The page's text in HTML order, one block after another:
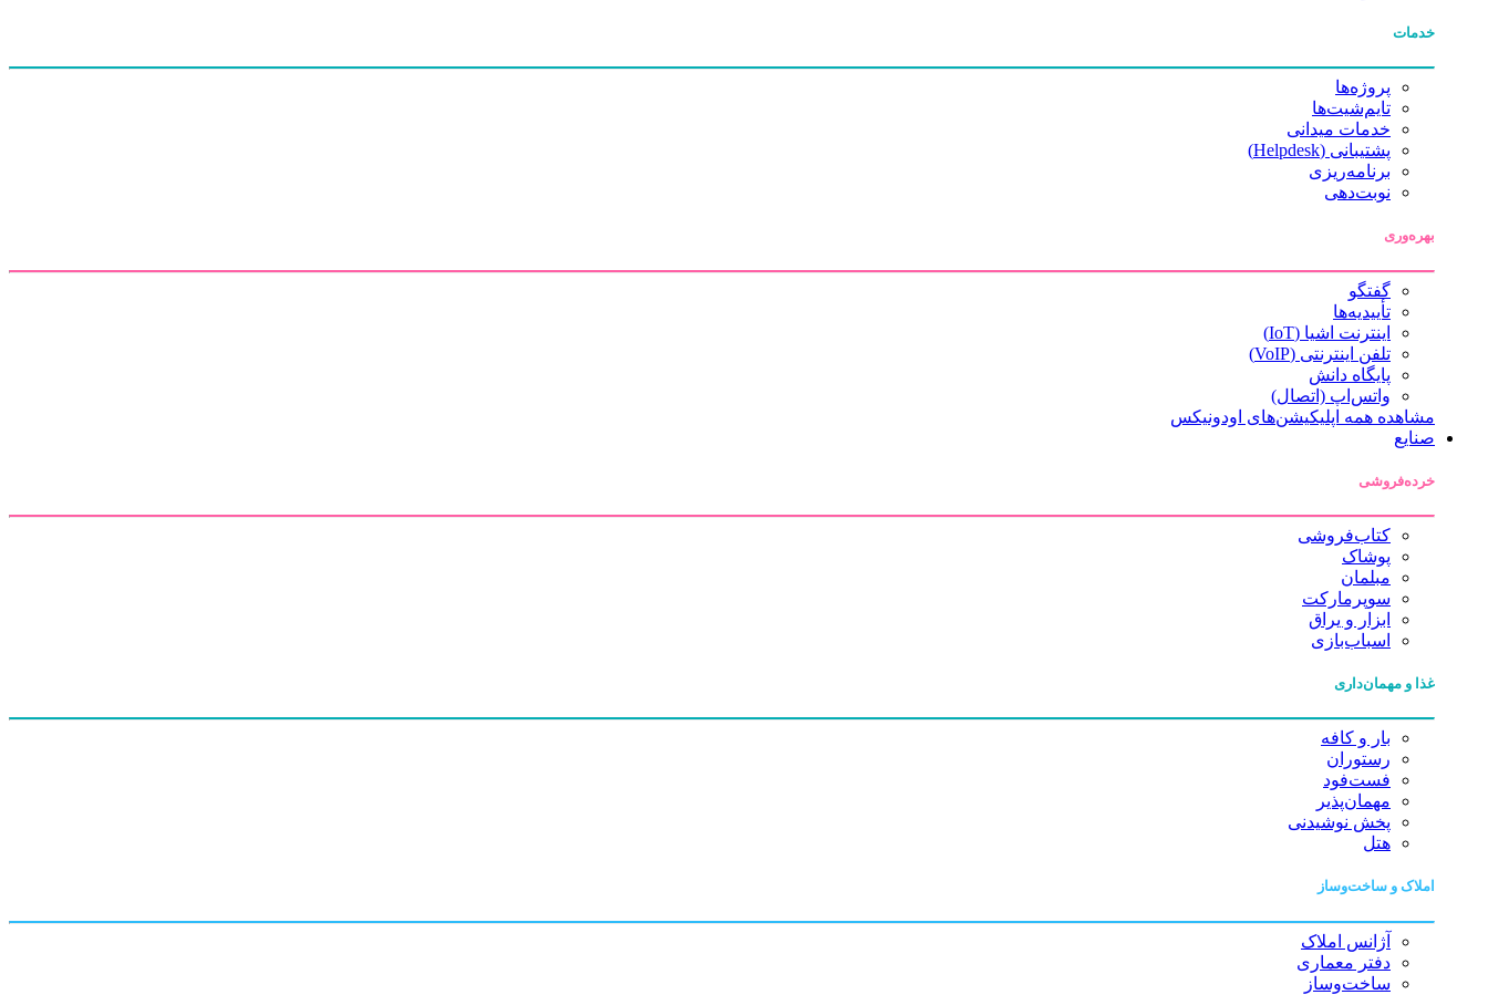
خدمات
پروژه‌ها
تایم‌شیت‌ها
خدمات میدانی
پشتیبانی (Helpdesk)
برنامه‌ریزی
نوبت‌دهی
بهره‌وری
گفتگو
تأییدیه‌ها
اینترنت اشیا (IoT)
تلفن اینترنتی (VoIP)
پایگاه دانش
واتس‌اپ (اتصال)
مشاهده همه اپلیکیشن‌های اودونیکس
صنایع
خرده‌فروشی
کتاب‌فروشی
پوشاک
مبلمان
سوپرمارکت
ابزار و یراق
اسباب‌بازی
غذا و مهمان‌داری
بار و کافه
رستوران
فست‌فود
مهمان‌پذیر
پخش نوشیدنی
هتل
املاک و ساخت‌وساز
آژانس املاک
دفتر معماری
ساخت‌وساز